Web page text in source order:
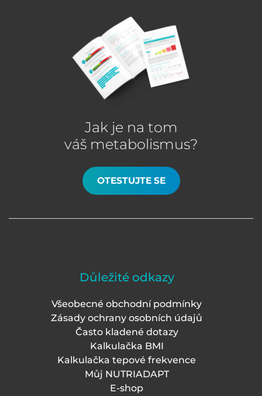
Jak je na tom
váš metabolismus?
OTESTUJTE SE
Důležité odkazy
Všeobecné obchodní podmínky
Zásady ochrany osobních údajů
Často kladené dotazy
Kalkulačka BMI
Kalkulačka tepové frekvence
Můj NUTRIADAPT
E-shop